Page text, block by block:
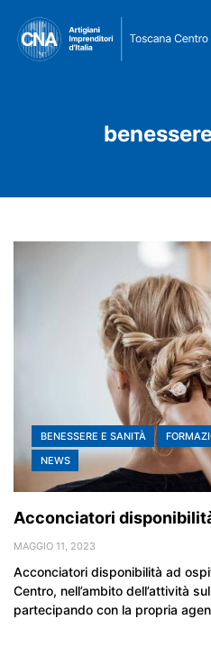
BENESSERE E SANITÀ
NEWS
Acconciatori
MAGGIO 11, 2023
Acconciatori disponibilità ad
Centro, nell’ambito dell’attività
partecipando con la propria